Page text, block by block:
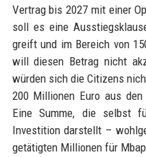
Vertrag bis 2027 mit einer
soll es eine
greift und im Bereich von
will diesen Betrag nicht
würden sich die Citizens
200 Millionen Euro aus den
Eine Summe, die selbst
Investition darstellt –
getätigten Millionen für